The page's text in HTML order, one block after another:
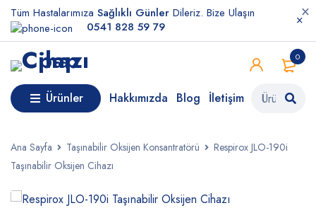
Tüm Hastalarımıza Sağlıklı Günler Dileriz. Bize Ulaşın
0541 828 59 79
0
Ürünler Hakkımızda Blog İletişim
Ana Sayfa Taşınabilir Oksijen Konsantratörü
Respirox JLO-190i
Taşınabilir Oksijen Cihazı